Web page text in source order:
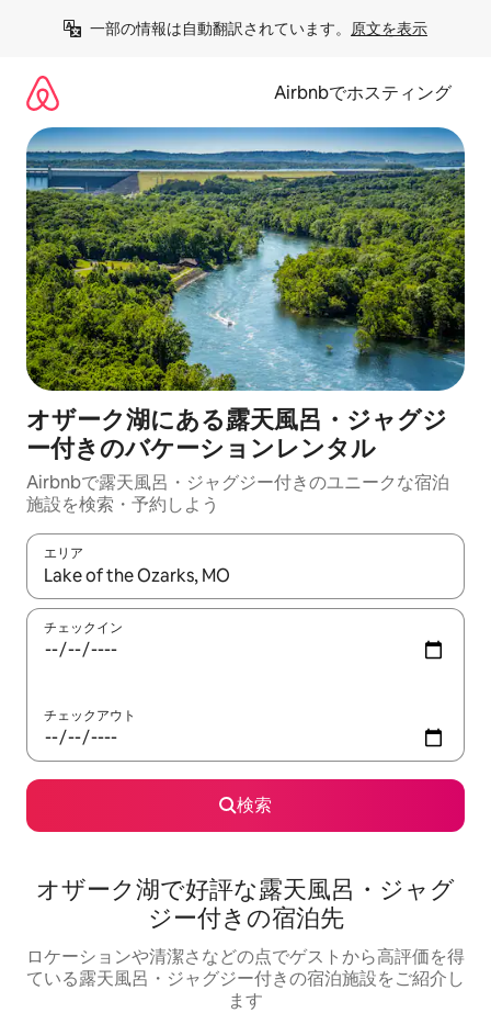
一部の情報は自動翻訳されています。 原文を表示
Airbnbでホスティング
オザーク湖にある露天風呂・ジャグジ
ー付きのバケーションレンタル
Airbnbで露天風呂・ジャグジー付きのユニークな宿泊
施設を検索・予約しよう
エリア
検索結果が表示されたら、上下の矢印キーを使って移動するか
チェックイン
チェックアウト
検索
オザーク湖で好評な露天風呂・ジャグ
ジー付きの宿泊先
ロケーションや清潔さなどの点でゲストから高評価を得
ている露天風呂・ジャグジー付きの宿泊施設をご紹介し
ます